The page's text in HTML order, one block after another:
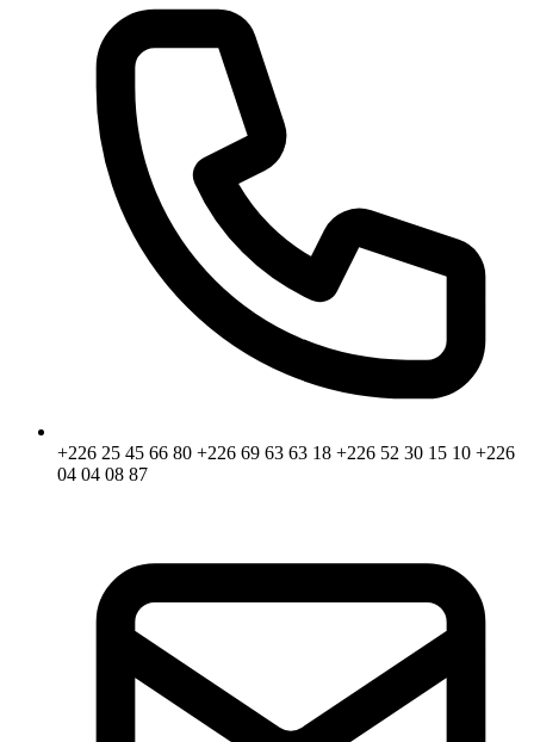
+226 25 45 66 80 +226 69 63 63 18 +226 52 30 15 10 +226
04 04 08 87